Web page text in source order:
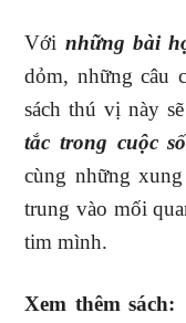
Với những bài
dỏm, những câu
sách thú vị này
tắc trong cuộc
cùng những
trung vào mối
tim mình.
Xem thêm sách: